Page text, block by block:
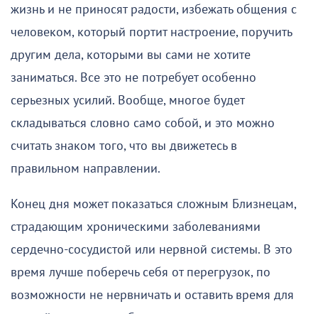
жизнь и не приносят радости, избежать общения с
человеком, который портит настроение, поручить
другим дела, которыми вы сами не хотите
заниматься. Все это не потребует особенно
серьезных усилий. Вообще, многое будет
складываться словно само собой, и это можно
считать знаком того, что вы движетесь в
правильном направлении.
Конец дня может показаться сложным Близнецам,
страдающим хроническими заболеваниями
сердечно-сосудистой или нервной системы. В это
время лучше поберечь себя от перегрузок, по
возможности не нервничать и оставить время для